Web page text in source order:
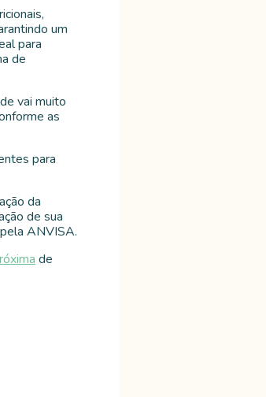
um
para
de
vai muito
as
para
da
de sua
ANVISA.
de